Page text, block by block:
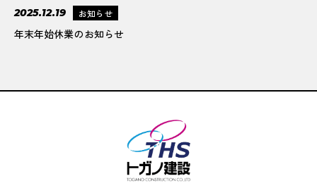
2025.12.19 お知らせ
年末年始休業のお知らせ